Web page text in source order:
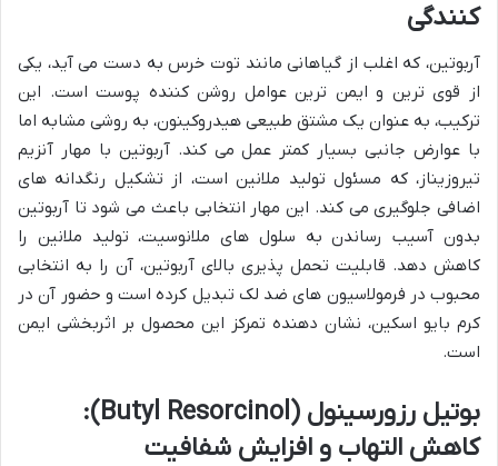
کنندگی
آربوتین، که اغلب از گیاهانی مانند توت خرس به دست می آید، یکی
از قوی ترین و ایمن ترین عوامل روشن کننده پوست است. این
ترکیب، به عنوان یک مشتق طبیعی هیدروکینون، به روشی مشابه اما
با عوارض جانبی بسیار کمتر عمل می کند. آربوتین با مهار آنزیم
تیروزیناز، که مسئول تولید ملانین است، از تشکیل رنگدانه های
اضافی جلوگیری می کند. این مهار انتخابی باعث می شود تا آربوتین
بدون آسیب رساندن به سلول های ملانوسیت، تولید ملانین را
کاهش دهد. قابلیت تحمل پذیری بالای آربوتین، آن را به انتخابی
محبوب در فرمولاسیون های ضد لک تبدیل کرده است و حضور آن در
کرم بایو اسکین، نشان دهنده تمرکز این محصول بر اثربخشی ایمن
است.
بوتیل رزورسینول (Butyl Resorcinol):
کاهش التهاب و افزایش شفافیت